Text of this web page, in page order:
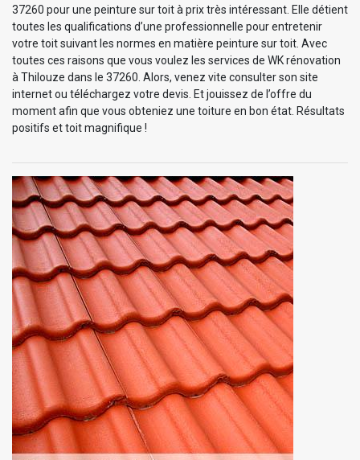
37260 pour une peinture sur toit à prix très intéressant. Elle détient
toutes les qualifications d’une professionnelle pour entretenir
votre toit suivant les normes en matière peinture sur toit. Avec
toutes ces raisons que vous voulez les services de WK rénovation
à Thilouze dans le 37260. Alors, venez vite consulter son site
internet ou téléchargez votre devis. Et jouissez de l’offre du
moment afin que vous obteniez une toiture en bon état. Résultats
positifs et toit magnifique !